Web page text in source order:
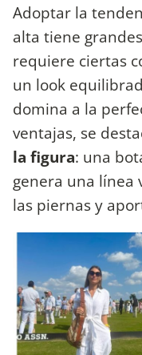
​Adoptar la
alta tiene
requiere ciertas
un look
domina a la
ventajas, se
la figura: una
genera una línea
las piernas y